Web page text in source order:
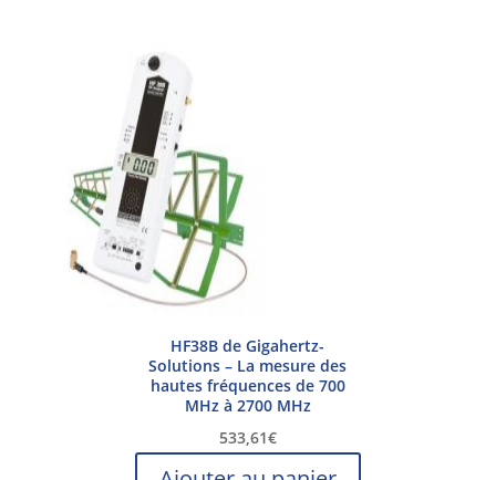
HF38B de Gigahertz-
Solutions – La mesure des
hautes fréquences de 700
MHz à 2700 MHz
533,61€